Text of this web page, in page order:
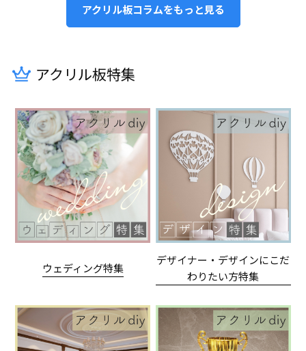
アクリル板コラムをもっと見る
アクリル板特集
ウェディング特集
デザイナー・デザインにこだ
わりたい方特集